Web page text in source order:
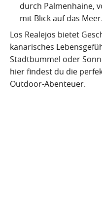
durch Palmenhaine,
mit Blick auf das Meer.
Los Realejos bietet
kanarisches
Stadtbummel oder
hier findest du die
Outdoor-Abenteuer.